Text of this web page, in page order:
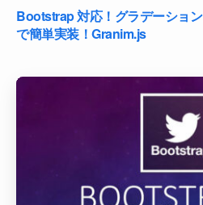
Bootstrap 対応！グラデーショ
で簡単実装！Granim.js